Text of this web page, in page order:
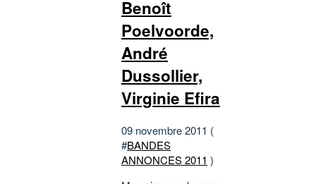
Benoît
Poelvoorde,
André
Dussollier,
Virginie Efira
09 novembre 2011 (
#BANDES
ANNONCES 2011 )